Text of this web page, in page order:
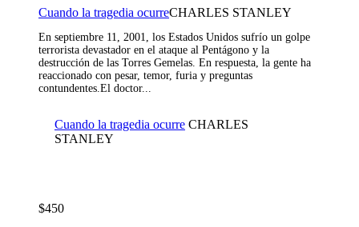
Cuando la tragedia ocurreCHARLES STANLEY
En septiembre 11, 2001, los Estados Unidos sufrío un golpe
terrorista devastador en el ataque al Pentágono y la
destrucción de las Torres Gemelas. En respuesta, la gente ha
reaccionado con pesar, temor, furia y preguntas
contundentes.El doctor...
Cuando la tragedia ocurre CHARLES
STANLEY
$450